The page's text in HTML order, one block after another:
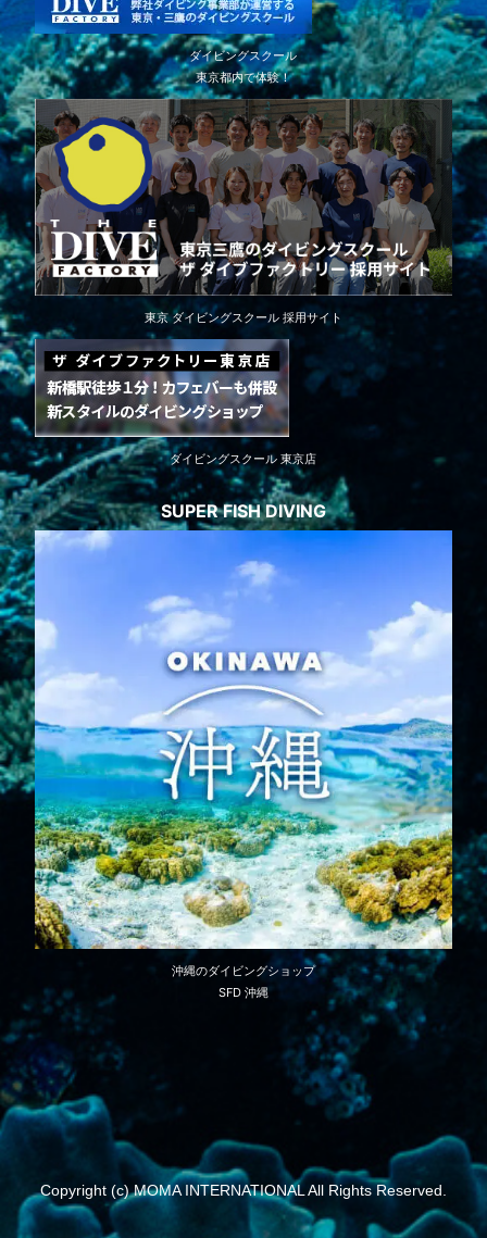
ダイビングスクール
東京都内で体験！
東京 ダイビングスクール 採用サイト
ダイビングスクール 東京店
SUPER FISH DIVING
沖縄のダイビングショップ
SFD 沖縄
Copyright (c) MOMA INTERNATIONAL All Rights Reserved.